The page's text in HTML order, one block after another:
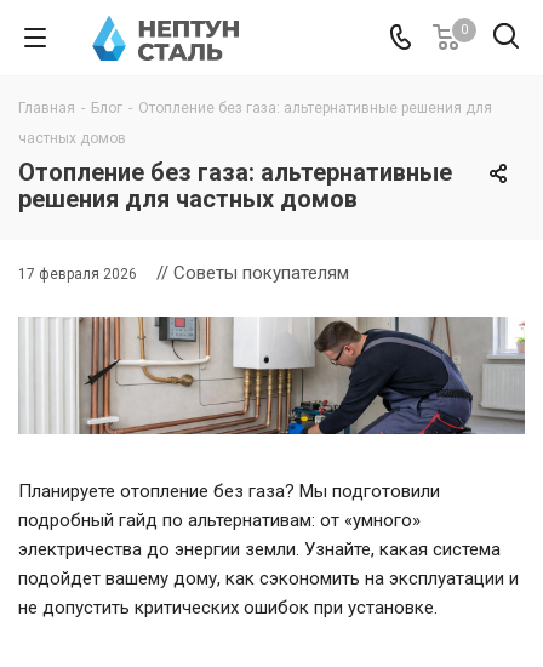
0
Главная - Блог - Отопление без газа: альтернативные решения для
частных домов
Отопление без газа: альтернативные
решения для частных домов
17 февраля 2026 // Советы покупателям
Планируете отопление без газа? Мы подготовили
подробный гайд по альтернативам: от «умного»
электричества до энергии земли. Узнайте, какая система
подойдет вашему дому, как сэкономить на эксплуатации и
не допустить критических ошибок при установке.